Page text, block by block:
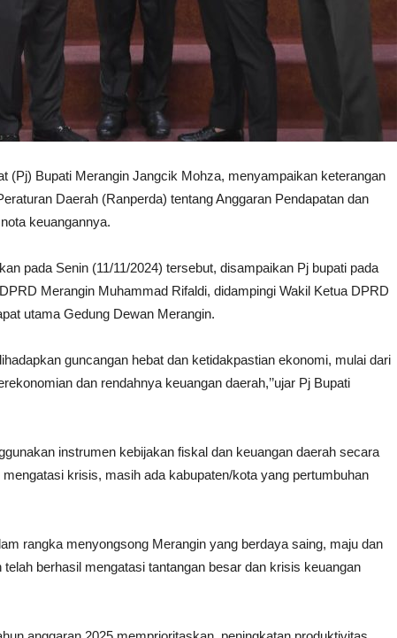
(Pj) Bupati Merangin Jangcik Mohza, menyampaikan keterangan
Daerah (Ranperda) tentang Anggaran Pendapatan dan
keuangannya.
pada Senin (11/11/2024) tersebut, disampaikan Pj bupati pada
Merangin Muhammad Rifaldi, didampingi Wakil Ketua DPRD
utama Gedung Dewan Merangin.
guncangan hebat dan ketidakpastian ekonomi, mulai dari
dan rendahnya keuangan daerah,’’ujar Pj Bupati
instrumen kebijakan fiskal dan keuangan daerah secara
krisis, masih ada kabupaten/kota yang pertumbuhan
rangka menyongsong Merangin yang berdaya saing, maju dan
berhasil mengatasi tantangan besar dan krisis keuangan